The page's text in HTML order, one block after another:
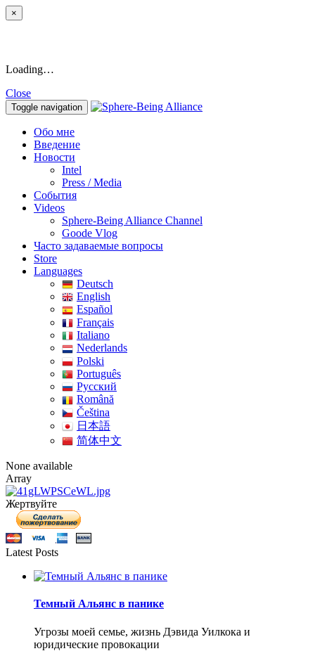
×
Loading…
Close
Toggle navigation
Обо мне
Введение
Новости
Intel
Press / Media
События
Videos
Sphere-Being Alliance Channel
Goode Vlog
Часто задаваемые вопросы
Store
Languages
Deutsch
English
Español
Français
Italiano
Nederlands
Polski
Português
Pусский
Română
Čeština
日本語
简体中文
None available
Array
Жертвуйте
Latest Posts
Темный Альянс в панике
Угрозы моей семье, жизнь Дэвида Уилкока и
юридические провокации